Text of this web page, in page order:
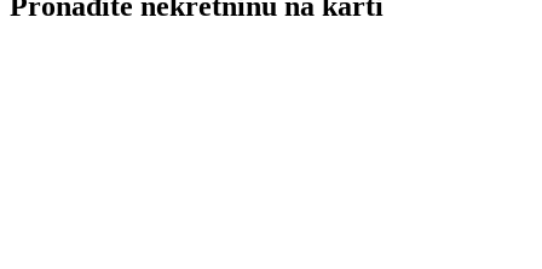
Pronađite nekretninu na karti